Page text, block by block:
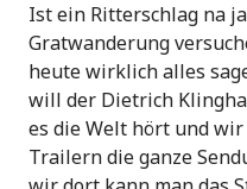
Ist ein Ritterschlag na
Gratwanderung
heute wirklich alles
will der Dietrich
es die Welt hört und
Trailern die ganze